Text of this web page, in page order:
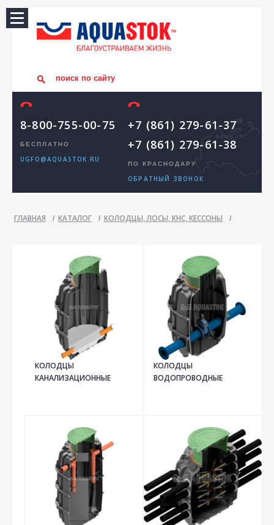
8-800-755-00-75
БЕСПЛАТНО
UGFO@AQUASTOK.RU
+7 (861) 279-61-37
+7 (861) 279-61-38
ПО КРАСНОДАРУ
ОБРАТНЫЙ ЗВОНОК
ГЛАВНАЯ / КАТАЛОГ / КОЛОДЦЫ, ЛОСЫ, КНС, КЕССОНЫ /
КОЛОДЦЫ
КАНАЛИЗАЦИОННЫЕ
КОЛОДЦЫ
ВОДОПРОВОДНЫЕ